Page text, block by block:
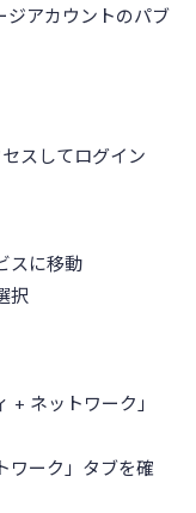
ジアカウントのパブ
セスしてログイン
スに移動
択
+ ネットワーク」
ワーク」タブを確